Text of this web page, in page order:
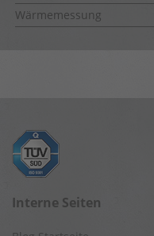
Wärmemessung
Interne Seiten